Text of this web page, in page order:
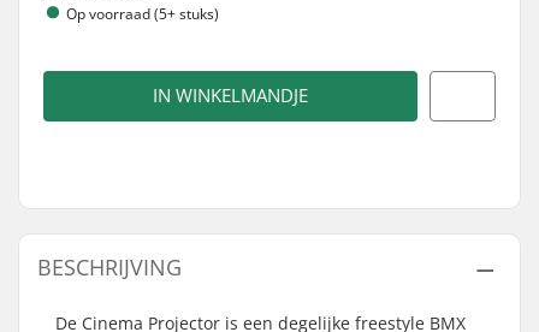
Op voorraad (5+ stuks)
IN WINKELMANDJE
BESCHRIJVING
De Cinema Projector is een degelijke freestyle BMX